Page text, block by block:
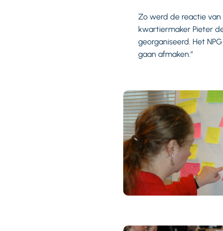
Zo werd de reactie
kwartiermaker Pieter
georganiseerd. Het
gaan afmaken.”